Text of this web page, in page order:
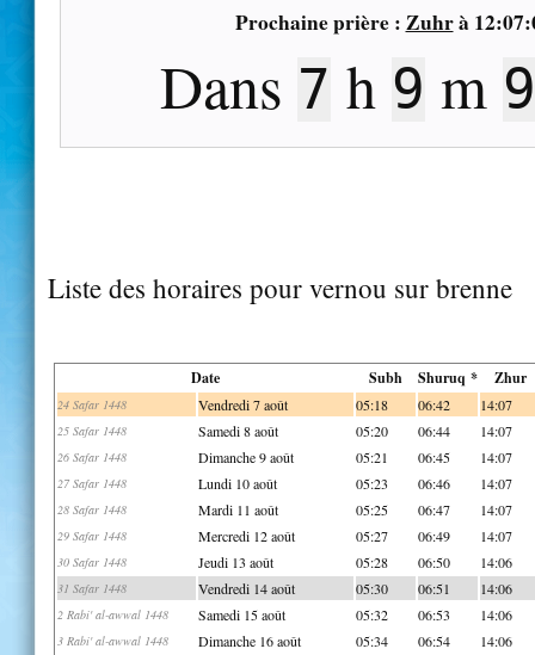
Prochaine prière : Zuhrà
Dans 7 h 9 m 8
Liste des horaires pour vernou sur brenne
Date Subh Shuruq * Zhur
24 Safar 1448 Vendredi 7 août 05:18 06:42 14:07
25 Safar 1448 Samedi 8 août 05:20 06:44 14:07
26 Safar 1448 Dimanche 9 août 05:21 06:45 14:07
27 Safar 1448 Lundi 10 août 05:23 06:46 14:07
28 Safar 1448 Mardi 11 août 05:25 06:47 14:07
29 Safar 1448 Mercredi 12 août 05:27 06:49 14:07
30 Safar 1448 Jeudi 13 août 05:28 06:50 14:06
31 Safar 1448 Vendredi 14 août 05:30 06:51 14:06
2 Rabi' al-awwal 1448 Samedi 15 août 05:32 06:53 14:06
3 Rabi' al-awwal 1448 Dimanche 16 août 05:34 06:54 14:06